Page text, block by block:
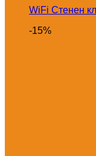
WiFi Стенен
-15%